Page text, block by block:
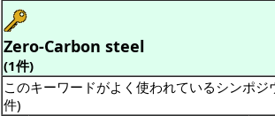
Zero-Carbon steel
(1件)
このキーワードがよく使われているシンポ
件)